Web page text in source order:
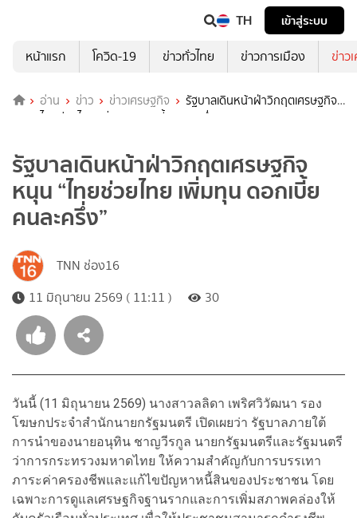
TH
เข้าสู่ระบบ
หน้าแรก
โควิด-19 ข่าวทั่วไทย ข่าวการเมือง ข่าว
อ่าน ข่าว ข่าวเศรษฐกิจ
รัฐบาลเดินหน้าฝ่าวิกฤตเศรษฐกิจ
หนุน “ไทยช่วยไทย เพิ่มทุน ดอกเบี้ยคนละครึ่ง”
รัฐบาลเดินหน้าฝ่าวิกฤตเศรษฐกิจ
หนุน “ไทยช่วยไทย เพิ่มทุน ดอกเบี้ย
คนละครึ่ง”
TNN ช่อง16
11 มิถุนายน 2569 ( 11:11 )
30
วันนี้ (11 มิถุนายน 2569) นางสาวลลิดา เพริศวิวัฒนา รอง
โฆษกประจำสำนักนายกรัฐมนตรี เปิดเผยว่า รัฐบาลภายใต้
การนำของนายอนุทิน ชาญวีรกูล นายกรัฐมนตรีและรัฐมนตรี
ว่าการกระทรวงมหาดไทย ให้ความสำคัญกับการบรรเทา
ภาระค่าครองชีพและแก้ไขปัญหาหนี้สินของประชาชน โดย
เฉพาะการดูแลเศรษฐกิจฐานรากและการเพิ่มสภาพคล่องให้